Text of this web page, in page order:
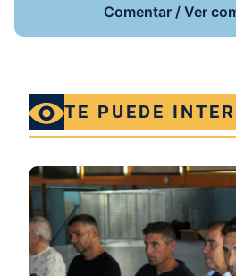
Comentar / Ver
TE PUEDE